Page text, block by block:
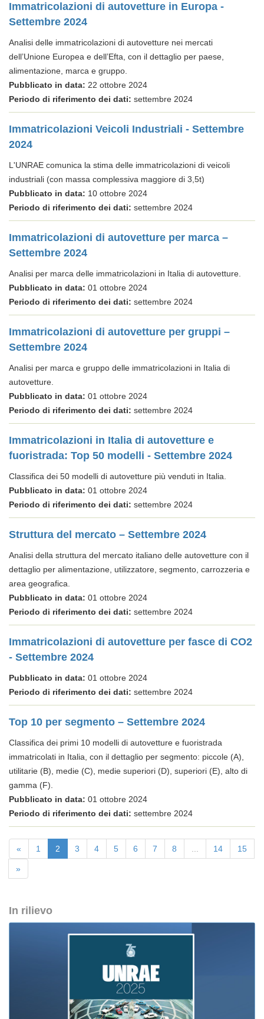
Immatricolazioni di autovetture in Europa -
Settembre 2024
Analisi delle immatricolazioni di autovetture nei mercati
dell’Unione Europea e dell’Efta, con il dettaglio per paese,
alimentazione, marca e gruppo.
Pubblicato in data: 22 ottobre 2024
Periodo di riferimento dei dati: settembre 2024
Immatricolazioni Veicoli Industriali - Settembre
2024
L'UNRAE comunica la stima delle immatricolazioni di veicoli
industriali (con massa complessiva maggiore di 3,5t)
Pubblicato in data: 10 ottobre 2024
Periodo di riferimento dei dati: settembre 2024
Immatricolazioni di autovetture per marca –
Settembre 2024
Analisi per marca delle immatricolazioni in Italia di autovetture.
Pubblicato in data: 01 ottobre 2024
Periodo di riferimento dei dati: settembre 2024
Immatricolazioni di autovetture per gruppi –
Settembre 2024
Analisi per marca e gruppo delle immatricolazioni in Italia di
autovetture.
Pubblicato in data: 01 ottobre 2024
Periodo di riferimento dei dati: settembre 2024
Immatricolazioni in Italia di autovetture e
fuoristrada: Top 50 modelli - Settembre 2024
Classifica dei 50 modelli di autovetture più venduti in Italia.
Pubblicato in data: 01 ottobre 2024
Periodo di riferimento dei dati: settembre 2024
Struttura del mercato – Settembre 2024
Analisi della struttura del mercato italiano delle autovetture con il
dettaglio per alimentazione, utilizzatore, segmento, carrozzeria e
area geografica.
Pubblicato in data: 01 ottobre 2024
Periodo di riferimento dei dati: settembre 2024
Immatricolazioni di autovetture per fasce di CO2
- Settembre 2024
Pubblicato in data: 01 ottobre 2024
Periodo di riferimento dei dati: settembre 2024
Top 10 per segmento – Settembre 2024
Classifica dei primi 10 modelli di autovetture e fuoristrada
immatricolati in Italia, con il dettaglio per segmento: piccole (A),
utilitarie (B), medie (C), medie superiori (D), superiori (E), alto di
gamma (F).
Pubblicato in data: 01 ottobre 2024
Periodo di riferimento dei dati: settembre 2024
« 1 2 3 4 5 6 7 8 14 15
»
In rilievo